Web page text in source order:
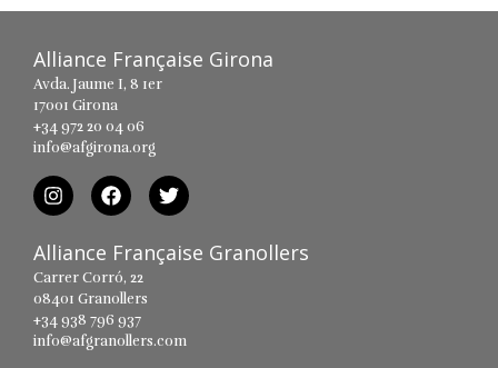
Alliance Française Girona
Avda. Jaume I, 8 1er
17001 Girona
+34 972 20 04 06
info@afgirona.org
Alliance Française Granollers
Carrer Corró, 22
08401 Granollers
+34 938 796 937
info@afgranollers.com